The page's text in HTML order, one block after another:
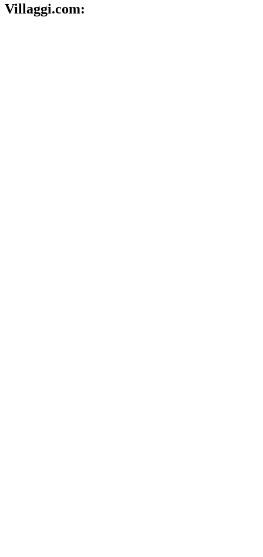
Villaggi.com: